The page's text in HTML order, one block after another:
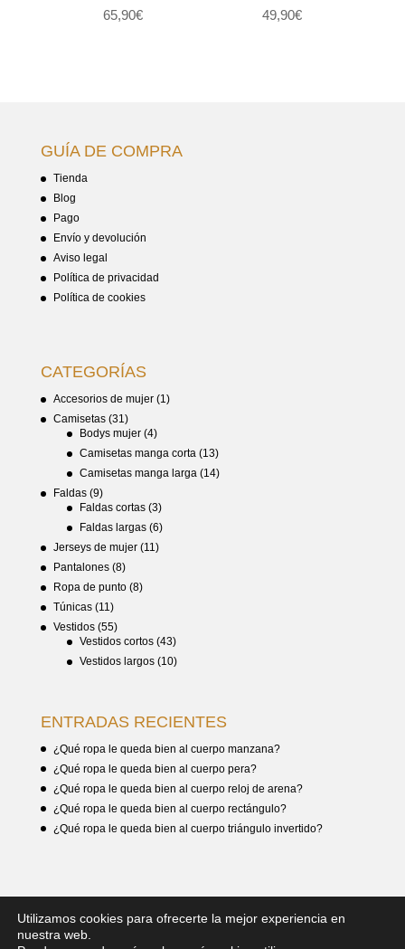
65,90€ 49,90€
GUÍA DE COMPRA
Tienda
Blog
Pago
Envío y devolución
Aviso legal
Política de privacidad
Política de cookies
CATEGORÍAS
Accesorios de mujer (1)
Camisetas (31)
Bodys mujer (4)
Camisetas manga corta (13)
Camisetas manga larga (14)
Faldas (9)
Faldas cortas (3)
Faldas largas (6)
Jerseys de mujer (11)
Pantalones (8)
Ropa de punto (8)
Túnicas (11)
Vestidos (55)
Vestidos cortos (43)
Vestidos largos (10)
ENTRADAS RECIENTES
¿Qué ropa le queda bien al cuerpo manzana?
¿Qué ropa le queda bien al cuerpo pera?
¿Qué ropa le queda bien al cuerpo reloj de arena?
¿Qué ropa le queda bien al cuerpo rectángulo?
¿Qué ropa le queda bien al cuerpo triángulo invertido?
Utilizamos cookies para ofrecerte la mejor experiencia en
nuestra web.